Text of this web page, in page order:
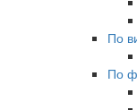
По
По